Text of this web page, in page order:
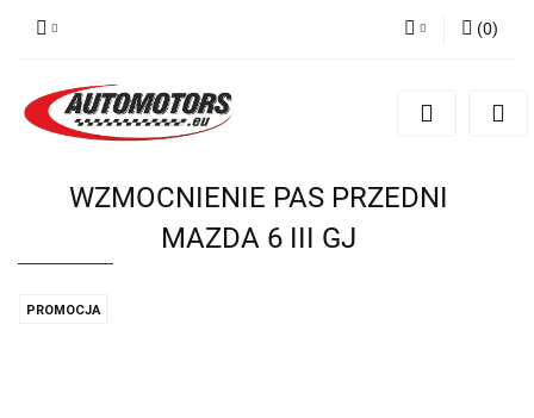
Zarejestruj się
(0)
WZMOCNIENIE PAS PRZEDNI
MAZDA 6 III GJ
PROMOCJA